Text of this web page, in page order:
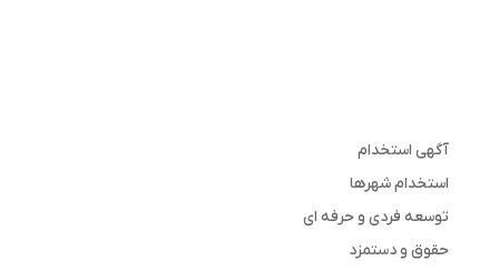
آگهی استخدام
استخدام شهرها
توسعه فردی و حرفه ای
حقوق و دستمزد